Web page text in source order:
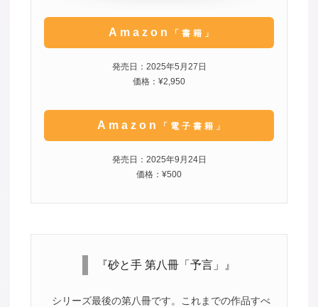
Amazon 「書籍」
発売日：2025年5月27日
価格：¥2,950
Amazon 「電子書籍」
発売日：2025年9月24日
価格：¥500
『砂と手 第八冊「予言」』
シリーズ最後の第八冊です。これまでの作品すべ